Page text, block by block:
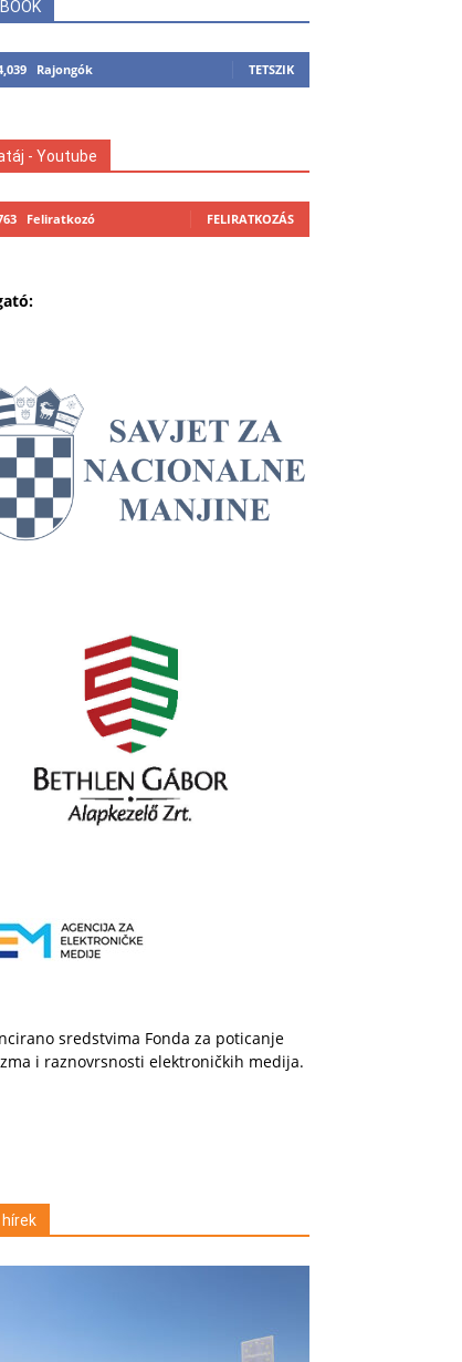
Rajongók TETSZIK
- Youtube
Feliratkozó FELIRATKOZÁS
sredstvima Fonda za poticanje
i raznovrsnosti elektroničkih medija.
hírek